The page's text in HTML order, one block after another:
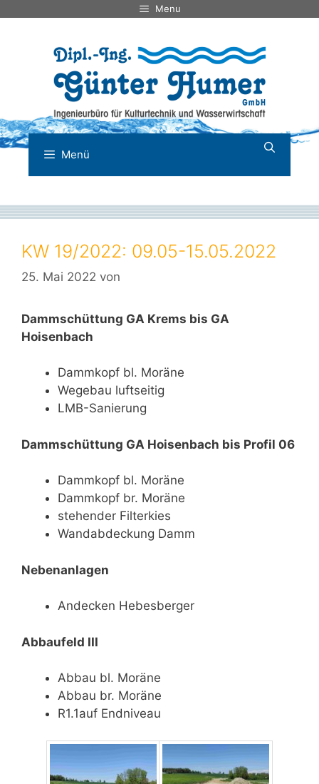
Menu
Menü
KW 19/2022: 09.05-15.05.2022
25. Mai 2022 von
Dammschüttung GA Krems bis GA
Hoisenbach
Dammkopf bl. Moräne
Wegebau luftseitig
LMB-Sanierung
Dammschüttung GA Hoisenbach bis Profil 06
Dammkopf bl. Moräne
Dammkopf br. Moräne
stehender Filterkies
Wandabdeckung Damm
Nebenanlagen
Andecken Hebesberger
Abbaufeld III
Abbau bl. Moräne
Abbau br. Moräne
R1.1auf Endniveau